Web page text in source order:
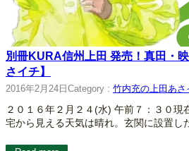
別冊KURA信州上田 発売！真田・
さイチ】
2016年2月24日 Category : 竹内充の上田あさ
２０１６年２月２４(水) 午前７：３０現
宅から見える天気は晴れ。玄関に設置し